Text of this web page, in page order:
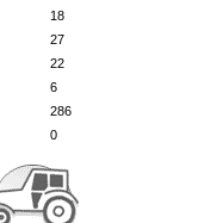
18
27
22
6
286
0